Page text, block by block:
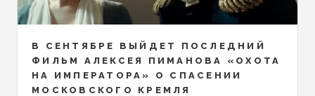
В СЕНТЯБРЕ ВЫЙДЕТ ПОСЛЕДНИЙ
ФИЛЬМ АЛЕКСЕЯ ПИМАНОВА «ОХОТА
НА ИМПЕРАТОРА» О СПАСЕНИИ
МОСКОВСКОГО КРЕМЛЯ